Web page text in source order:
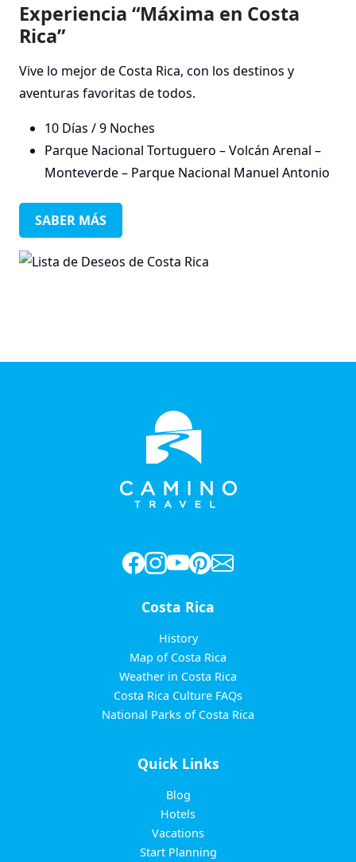
Experiencia “Máxima en Costa
Rica”
Vive lo mejor de Costa Rica, con los destinos y
aventuras favoritas de todos.
10 Días / 9 Noches
Parque Nacional Tortuguero – Volcán Arenal –
Monteverde – Parque Nacional Manuel Antonio
SABER MÁS
Costa Rica
History
Map of Costa Rica
Weather in Costa Rica
Costa Rica Culture FAQs
National Parks of Costa Rica
Quick Links
Blog
Hotels
Vacations
Start Planning